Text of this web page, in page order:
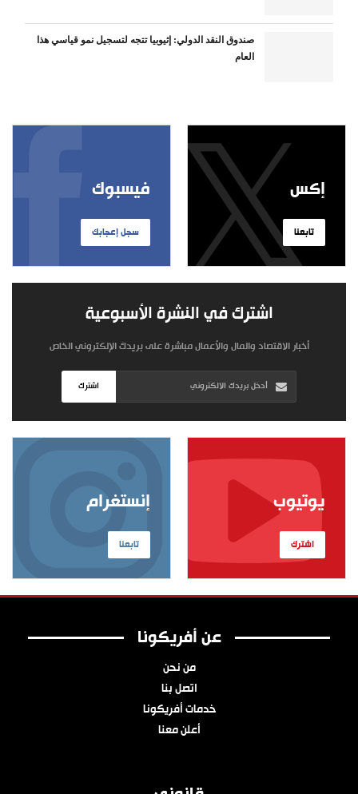
صندوق النقد الدولي: إثيوبيا تتجه لتسجيل نمو قياسي هذا
العام
فيسبوك
سجل إعجابك
إكس
تابعنا
اشترك في النشرة الأسبوعية
أخبار الاقتصاد والمال والأعمال مباشرة على بريدك الإلكتروني الخاص
اشترك
إنستغرام
تابعنا
يوتيوب
اشترك
عن أفريكونا
من نحن
اتصل بنا
خدمات أفريكونا
أعلن معنا